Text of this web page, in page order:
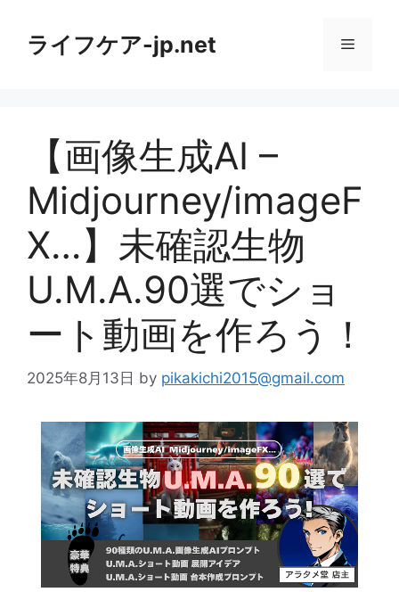
ライフケア-jp.net メ
ー
【画像生成AI –
Midjourney/imageF
X…】未確認生物
U.M.A.90選でショ
ート動画を作ろう！
2025年8月13日 by pikakichi2015@gmail.com